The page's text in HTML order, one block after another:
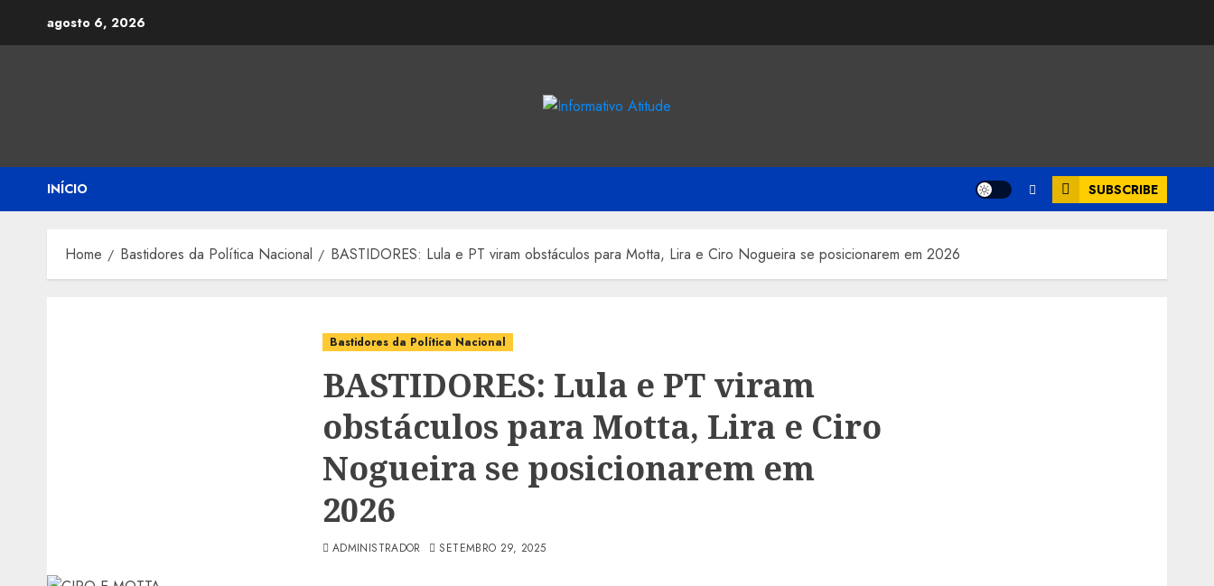
agosto 6, 2026
INÍCIO SUBSCRIBE
Home Bastidores da Política Nacional BASTIDORES: Lula e PT viram obstáculos para Motta, Lira e Ciro Nogueira se posicionarem em 2026
Bastidores da Política Nacional
BASTIDORES: Lula e PT viram
obstáculos para Motta, Lira e Ciro
Nogueira se posicionarem em
2026
ADMINISTRADOR SETEMBRO 29, 2025